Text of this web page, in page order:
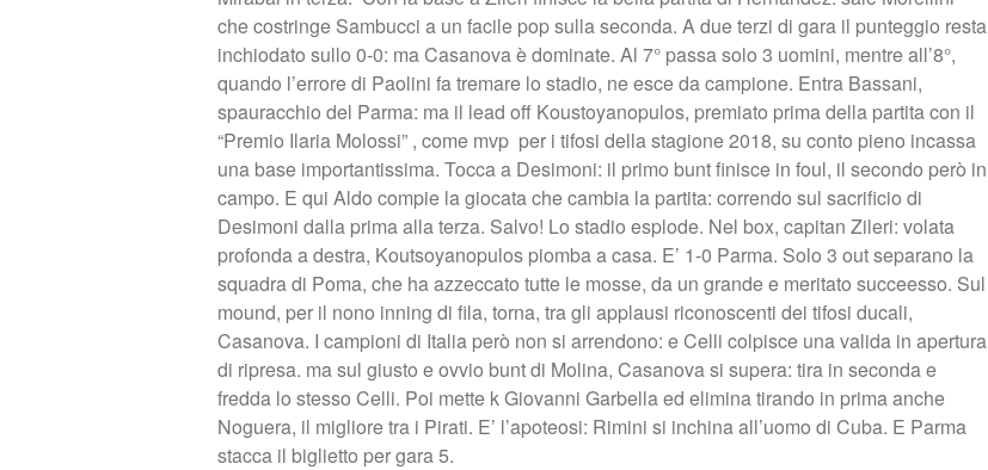
che costringe Sambucci a un facile pop sulla seconda. A due terzi di gara il punteggio resta
inchiodato sullo 0-0: ma Casanova è dominate. Al 7° passa solo 3 uomini, mentre all’8°,
quando l’errore di Paolini fa tremare lo stadio, ne esce da campione. Entra Bassani,
spauracchio del Parma: ma il lead off Koustoyanopulos, premiato prima della partita con il
“Premio Ilaria Molossi” , come mvp per i tifosi della stagione 2018, su conto pieno incassa
una base importantissima. Tocca a Desimoni: il primo bunt finisce in foul, il secondo però in
campo. E qui Aldo compie la giocata che cambia la partita: correndo sul sacrificio di
Desimoni dalla prima alla terza. Salvo! Lo stadio esplode. Nel box, capitan Zileri: volata
profonda a destra, Koutsoyanopulos piomba a casa. E’ 1-0 Parma. Solo 3 out separano la
squadra di Poma, che ha azzeccato tutte le mosse, da un grande e meritato succeesso. Sul
mound, per il nono inning di fila, torna, tra gli applausi riconoscenti dei tifosi ducali,
Casanova. I campioni di Italia però non si arrendono: e Celli colpisce una valida in apertura
di ripresa. ma sul giusto e ovvio bunt di Molina, Casanova si supera: tira in seconda e
fredda lo stesso Celli. Poi mette k Giovanni Garbella ed elimina tirando in prima anche
Noguera, il migliore tra i Pirati. E’ l’apoteosi: Rimini si inchina all’uomo di Cuba. E Parma
stacca il biglietto per gara 5.